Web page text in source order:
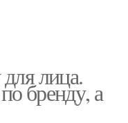
лица.
бренду, а